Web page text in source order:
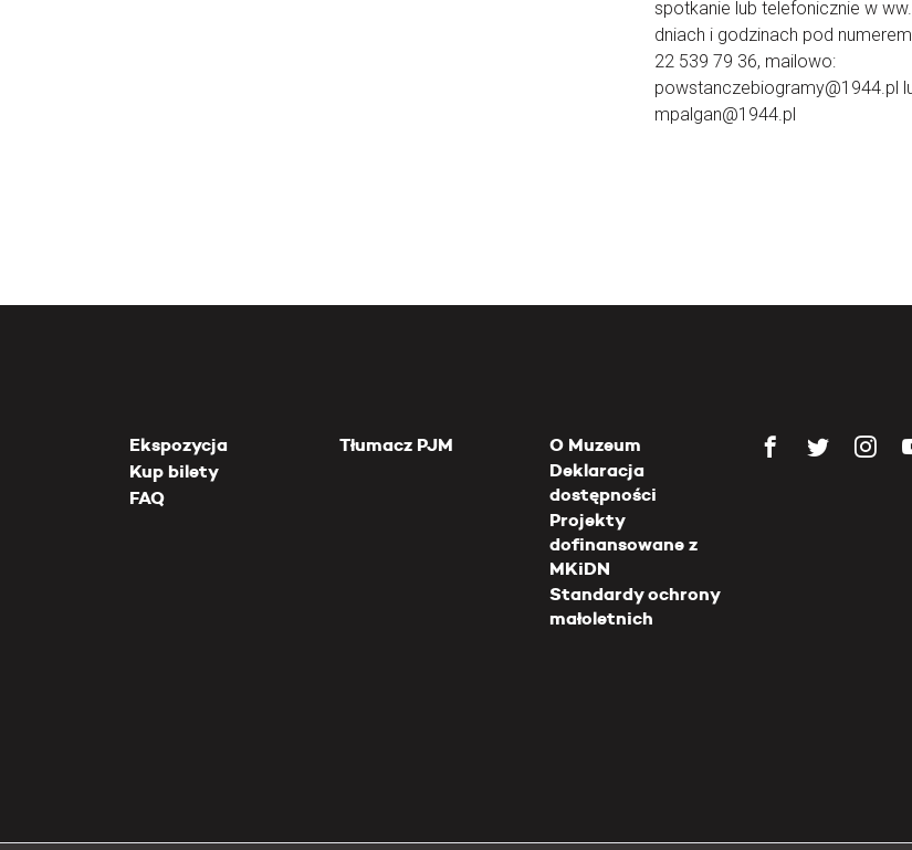
spotkanie lub telefonicznie w ww.
dniach i godzinach pod
22 539 79 36, mailowo:
powstanczebiogramy@1944.pl
mpalgan@1944.pl
Ekspozycja
Kup bilety
FAQ
Tłumacz PJM
O Muzeum
Deklaracja
dostępności
Projekty
dofinansowane z
MKiDN
Standardy ochrony
małoletnich